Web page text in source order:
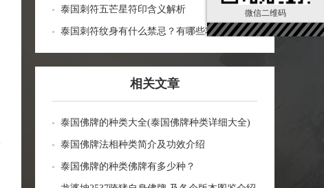
泰国刺符五芒星符印含义解析
泰国刺符纹身有什么禁忌？有哪些功效？
相关文章
泰国佛牌的种类大全(泰国佛牌种类详细大全)
泰国佛牌法相种类简介及功效介绍
泰国佛牌的种类佛牌有多少种？
微信二维码